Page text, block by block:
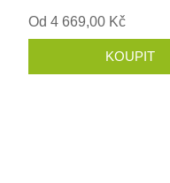
Od 4 669,00 Kč